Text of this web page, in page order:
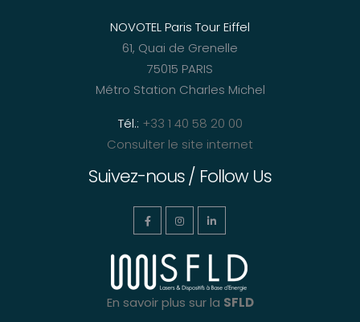
NOVOTEL Paris Tour Eiffel
61, Quai de Grenelle
75015 PARIS
Métro Station Charles Michel
Tél.: +33 1 40 58 20 00
Consulter le site internet
Suivez-nous / Follow Us
En savoir plus sur la SFLD